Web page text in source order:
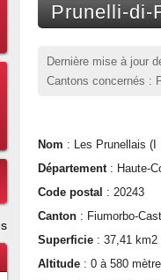
Prunelli-di-
Dernière mise à jour
Cantons concernés :
Nom : Les Prunellais (I
Département: Haute-
Code postal : 20243
Canton : Fiumorbo-
Superficie : 37,41 km2
Altitude : 0 à 580